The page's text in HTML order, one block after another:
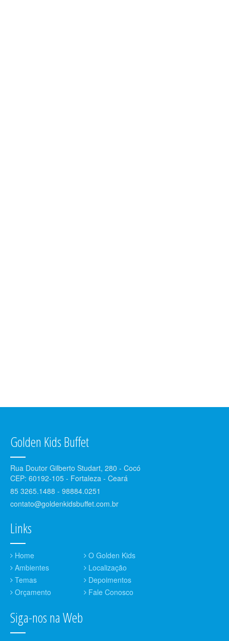
Golden Kids Buffet
Rua Doutor Gilberto Studart, 280 - Cocó
CEP: 60192-105 - Fortaleza - Ceará
85 3265.1488 - 98884.0251
contato@goldenkidsbuffet.com.br
Links
Home
O Golden Kids
Ambientes
Localização
Temas
Depoimentos
Orçamento
Fale Conosco
Siga-nos na Web